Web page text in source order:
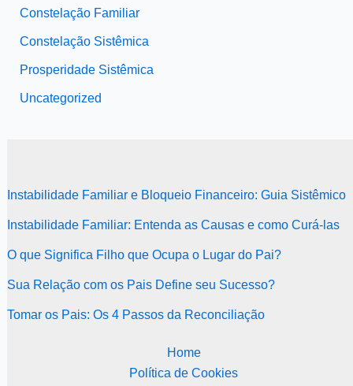
Constelação Familiar
Constelação Sistêmica
Prosperidade Sistêmica
Uncategorized
Instabilidade Familiar e Bloqueio Financeiro: Guia Sistêmico
Instabilidade Familiar: Entenda as Causas e como Curá-las
O que Significa Filho que Ocupa o Lugar do Pai?
Sua Relação com os Pais Define seu Sucesso?
Tomar os Pais: Os 4 Passos da Reconciliação
Home
Política de Cookies